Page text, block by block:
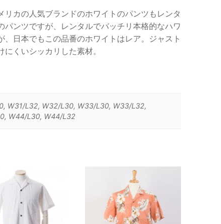
カの人気ブランドのホワイトのパンツもレンタ
ンツですが、レンタルでバッチリ本格的なハワ
日本でもこの品番のホワイトはレア。ジャスト
くいシッカリした素材。
W31/L32, W32/L30, W33/L30, W33/L32,
W44/L30, W44/L32